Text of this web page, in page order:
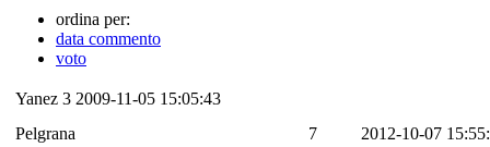
ordina per:
data commento
voto
Yanez 3 2009-11-05 15:05:43
Pelgrana
7
2012-10-07